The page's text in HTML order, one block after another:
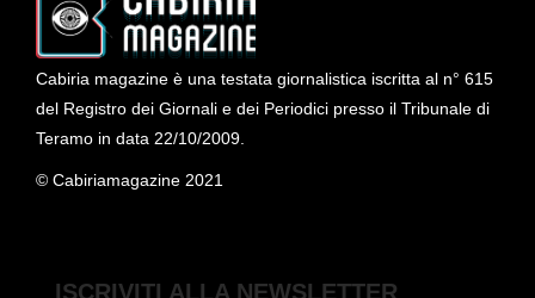
Cabiria magazine è una testata giornalistica iscritta al n° 615
del Registro dei Giornali e dei Periodici presso il Tribunale di
Teramo in data 22/10/2009.
© Cabiriamagazine 2021
ISCRIVITI ALLA NEWSLETTER